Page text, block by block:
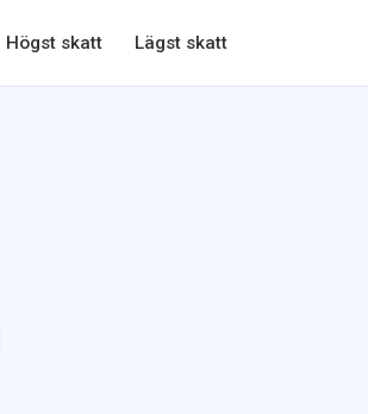
Högst skatt Lägst skatt